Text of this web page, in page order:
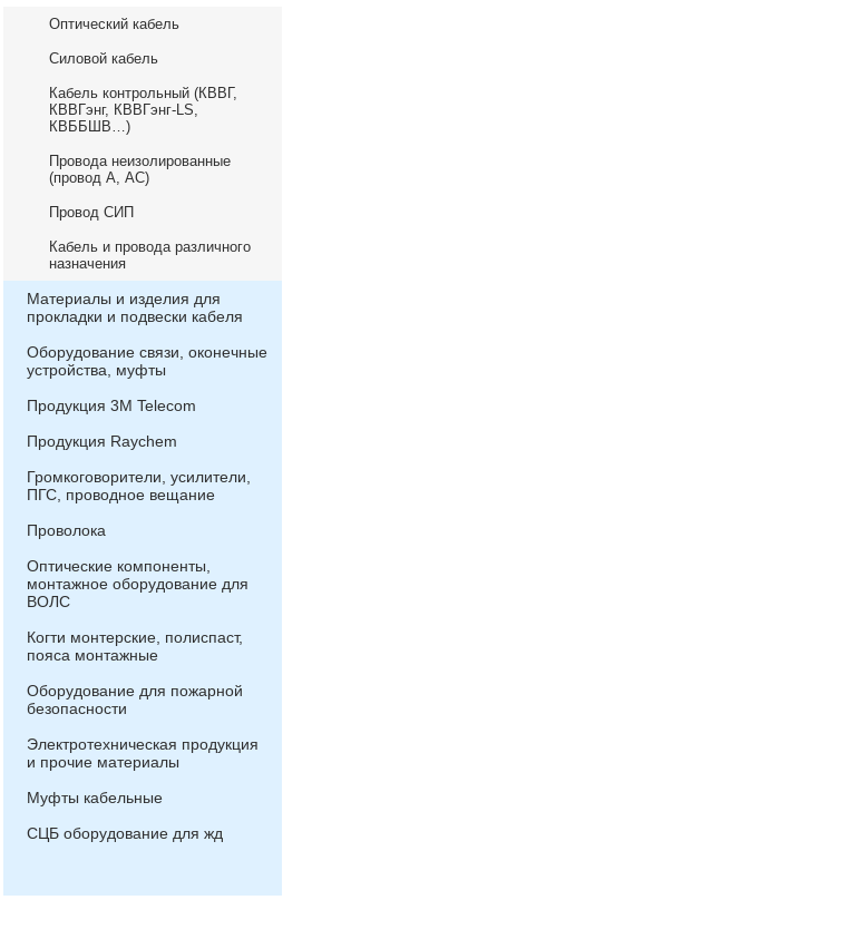
Оптический кабель
Силовой кабель
Кабель контрольный (КВВГ,
КВВГэнг, КВВГэнг-LS,
КВББШВ…)
Провода неизолированные
(провод А, АС)
Провод СИП
Кабель и провода различного
назначения
Материалы и изделия для
прокладки и подвески кабеля
Оборудование связи, оконечные
устройства, муфты
Продукция 3М Telecom
Продукция Raychem
Громкоговорители, усилители,
ПГС, проводное вещание
Проволока
Оптические компоненты,
монтажное оборудование для
ВОЛС
Когти монтерские, полиспаст,
пояса монтажные
Оборудование для пожарной
безопасности
Электротехническая продукция
и прочие материалы
Муфты кабельные
СЦБ оборудование для жд